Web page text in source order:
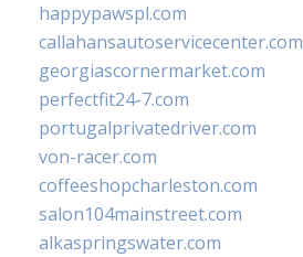
happypawspl.com
callahansautoservicecenter.com
georgiascornermarket.com
perfectfit24-7.com
portugalprivatedriver.com
von-racer.com
coffeeshopcharleston.com
salon104mainstreet.com
alkaspringswater.com